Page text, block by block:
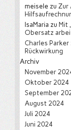
meisele zu Zur
IsaMaria zu Mit
Obersatz
Charles Parker
Rückwirkung
Archiv
November
Oktober 2024
September
August 2024
Juli 2024
Juni 2024